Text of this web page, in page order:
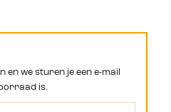
en we sturen je een e-mail
is.